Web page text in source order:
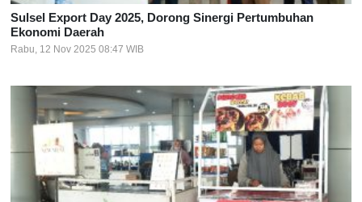
Sulsel Export Day 2025, Dorong Sinergi Pertumbuhan
Ekonomi Daerah
Rabu, 12 Nov 2025 08:47 WIB